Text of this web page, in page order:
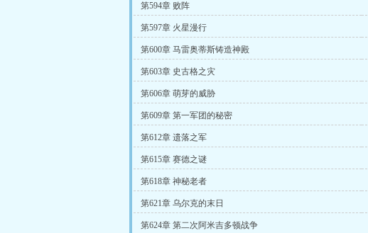
第594章 败阵
第597章 火星漫行
第600章 马雷奥蒂斯铸造神殿
第603章 史古格之灾
第606章 萌芽的威胁
第609章 第一军团的秘密
第612章 遗落之军
第615章 赛德之谜
第618章 神秘老者
第621章 乌尔克的末日
第624章 第二次阿米吉多顿战争